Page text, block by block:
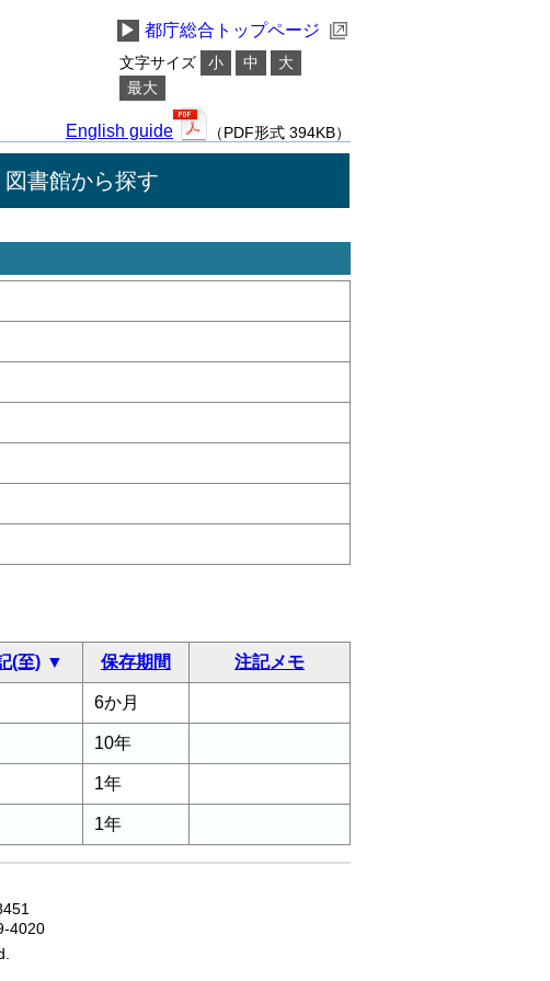
▶ 都庁総合トップページ
文字サイズ 小 中
大
最大
English guide （PDF形式 394KB）
図書館から探す
(至) 保存期間 注記メモ
6か月
10年
1年
1年
4020